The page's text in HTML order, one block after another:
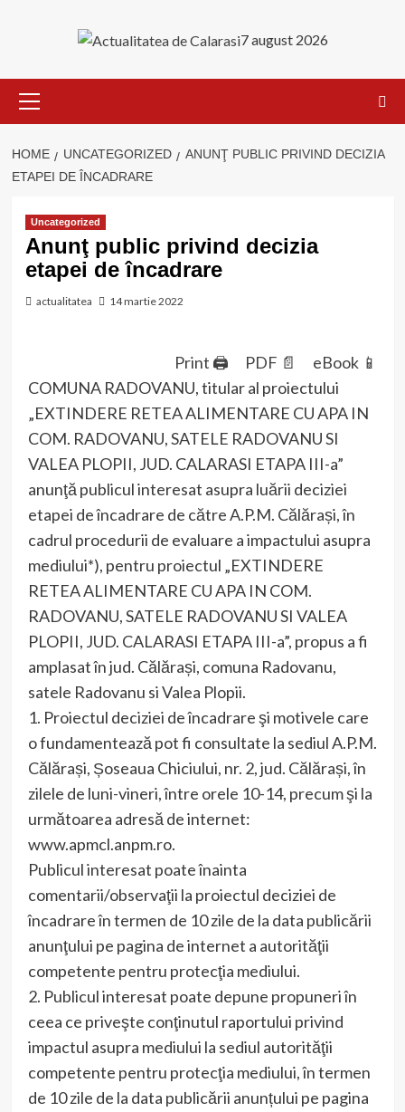
7 august 2026
Menu
HOME UNCATEGORIZED
ANUNŢ PUBLIC PRIVIND DECIZIA
ETAPEI DE ÎNCADRARE
Uncategorized
Anunţ public privind decizia
etapei de încadrare
actualitatea 14 martie 2022
Print 🖨 PDF 📄
eBook 📱
COMUNA RADOVANU, titular al proiectului
„EXTINDERE RETEA ALIMENTARE CU APA IN
COM. RADOVANU, SATELE RADOVANU SI
VALEA PLOPII, JUD. CALARASI ETAPA III-a”
anunţă publicul interesat asupra luării deciziei
etapei de încadrare de către A.P.M. Călărași, în
cadrul procedurii de evaluare a impactului asupra
mediului*), pentru proiectul „EXTINDERE
RETEA ALIMENTARE CU APA IN COM.
RADOVANU, SATELE RADOVANU SI VALEA
PLOPII, JUD. CALARASI ETAPA III-a”, propus a fi
amplasat în jud. Călărași, comuna Radovanu,
satele Radovanu si Valea Plopii.
1. Proiectul deciziei de încadrare şi motivele care
o fundamentează pot fi consultate la sediul A.P.M.
Călărași, Șoseaua Chiciului, nr. 2, jud. Călărași, în
zilele de luni-vineri, între orele 10-14, precum şi la
următoarea adresă de internet:
www.apmcl.anpm.ro.
Publicul interesat poate înainta
comentarii/observaţii la proiectul deciziei de
încadrare în termen de 10 zile de la data publicării
anunţului pe pagina de internet a autorităţii
competente pentru protecţia mediului.
2. Publicul interesat poate depune propuneri în
ceea ce priveşte conţinutul raportului privind
impactul asupra mediului la sediul autorităţii
competente pentru protecţia mediului, în termen
de 10 zile de la data publicării anunțului pe pagina